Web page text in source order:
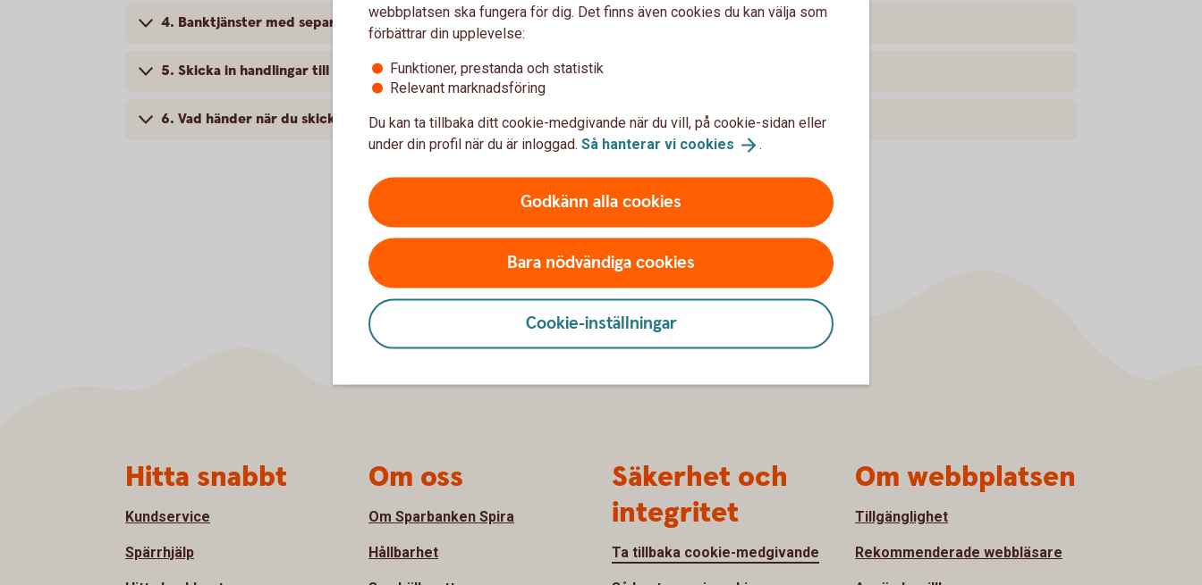
4. Banktjänster med separat hantering
5. Skicka in handlingar till banken
6. Vad händer när du skickat in handlingarna?
webbplatsen ska fungera för dig. Det finns även cookies du kan välja som
förbättrar din upplevelse:
Funktioner, prestanda och statistik
Relevant marknadsföring
Du kan ta tillbaka ditt cookie-medgivande när du vill, på cookie-sidan eller
under din profil när du är inloggad. Så hanterar vi cookies .
Godkänn alla cookies
Bara nödvändiga cookies
Cookie-inställningar
Hitta snabbt
Kundservice
Spärrhjälp
Om oss
Om Sparbanken Spira
Hållbarhet
Säkerhet och
integritet
Ta tillbaka cookie-medgivande
Om webbplatsen
Tillgänglighet
Rekommenderade webbläsare